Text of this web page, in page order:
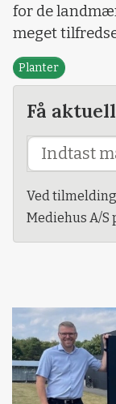
for de
meget
Planter
Få
Ved
Mediehus A/